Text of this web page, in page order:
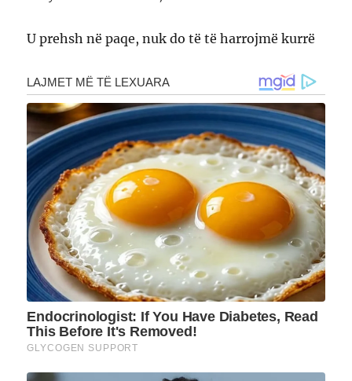
U prehsh në paqe, nuk do të të harrojmë kurrë